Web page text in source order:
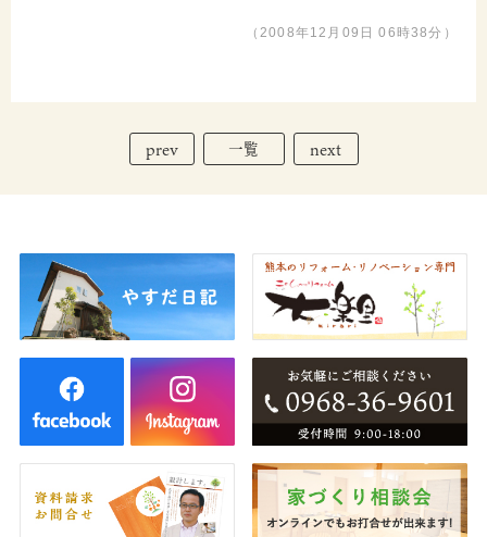
（2008年12月09日 06時38分）
prev 一覧 next